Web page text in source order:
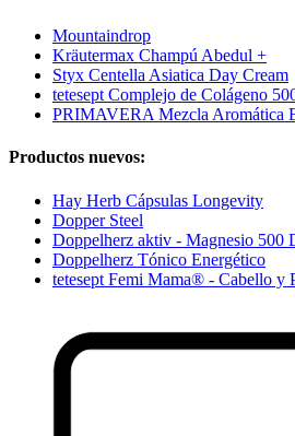
Mountaindrop
Kräutermax Champú Abedul +
Styx Centella Asiatica Day Cream
tetesept Complejo de Colágeno
PRIMAVERA Mezcla Aromática
Productos nuevos:
Hay Herb Cápsulas Longevity
Dopper Steel
Doppelherz aktiv - Magnesio 500
Doppelherz Tónico Energético
tetesept Femi Mama® - Cabello y